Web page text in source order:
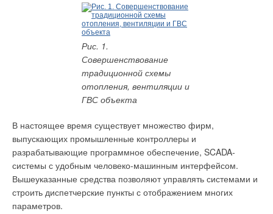
Рис. 1.
Совершенствование
традиционной схемы
отопления, вентиляции и
ГВС объекта
В настоящее время существует множество фирм,
выпускающих промышленные контроллеры и
разрабатывающие программное обеспечение, SCADA-
системы с удобным человеко-машинным интерфейсом.
Вышеуказанные средства позволяют управлять системами и
строить диспетчерские пункты с отображением многих
параметров.
правило, распределение воздуха по обслуживаемому
помещению реализуется посредством монтажа протяженной
сети воздуховодов. Наверное, этого невозможно избежать в
помещениях, где есть выделения вредных веществ (от
процесса покраски, сварки и т.п.), и необходимо подвести
свежий воздух в конкретную зону, а также удалить
загрязненный воздух местными отсосами и т.д.
склады, торговые и спортивные помещения) существуют
эффективные способы минимизировать протяженность
воздуховодов. Воздуховоды — это всегда значительные
капитальные затраты (на металл и монтаж, на заказные
установки с повышенным напором вентиляторов). Как
правило, обычно стоимость протяженной сети воздуховодов
сопоставима со стоимостью основного оборудования для
проекта
Гелиостаты проекта
«Айванпа» с двумя
башнями «энергоблоков»
Башня «энергоблока» с
установленным наверху
котлом